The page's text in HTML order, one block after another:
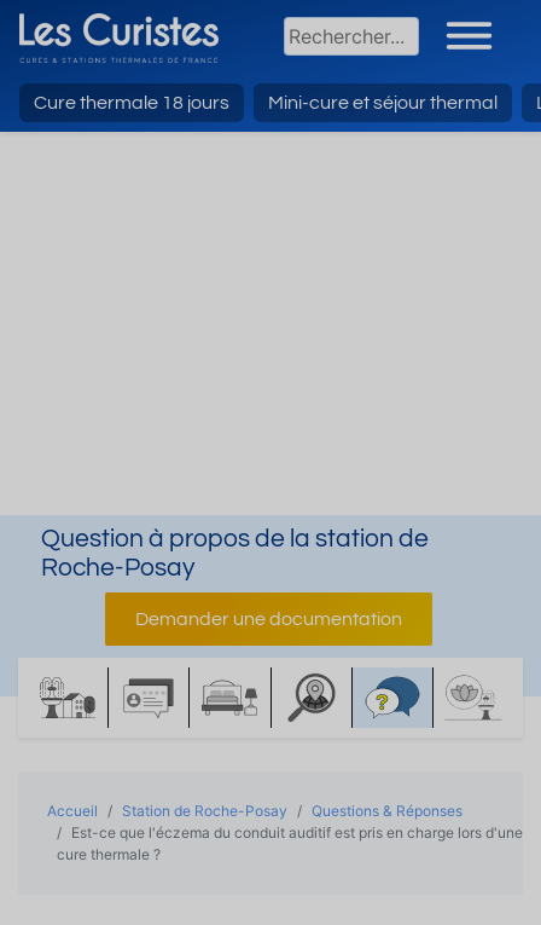
Cure thermale 18 jours Mini-cure et séjour thermal
Question à propos de la station de
Roche-Posay
Demander une documentation
Accueil Station de Roche-Posay
Questions & Réponses
Est-ce que l'éczema du conduit auditif est pris en charge lors d'une
cure thermale ?